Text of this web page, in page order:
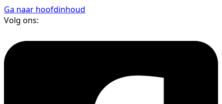
Ga naar hoofdinhoud
Volg ons: